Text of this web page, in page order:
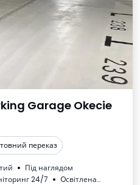
Garage Okecie
переказ
Під наглядом
24/7
Oсвітлена